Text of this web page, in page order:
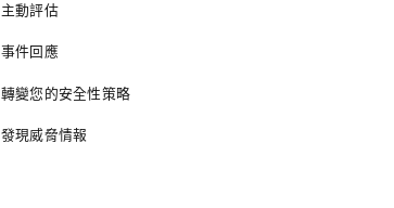
主動評估
事件回應
轉變您的安全性策略
發現威脅情報